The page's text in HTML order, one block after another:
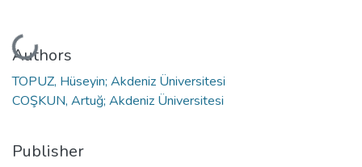
Loading...
Authors
TOPUZ, Hüseyin; Akdeniz Üniversitesi
COŞKUN, Artuğ; Akdeniz Üniversitesi
Publisher